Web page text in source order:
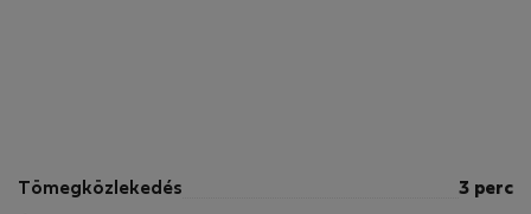
Tömegközlekedés 3 perc